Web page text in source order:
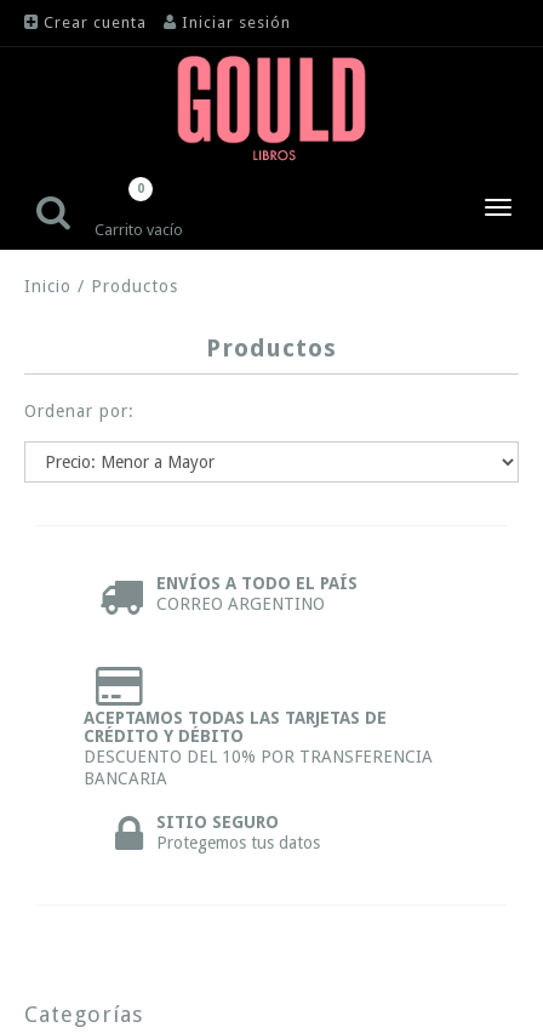
Crear cuenta Iniciar sesión
Carrito vacío
0
Inicio / Productos
Productos
Ordenar por:
ENVÍOS A TODO EL PAÍS
CORREO ARGENTINO
ACEPTAMOS TODAS LAS TARJETAS DE
CRÉDITO Y DÉBITO
DESCUENTO DEL 10% POR TRANSFERENCIA
BANCARIA
SITIO SEGURO
Protegemos tus datos
Categorías